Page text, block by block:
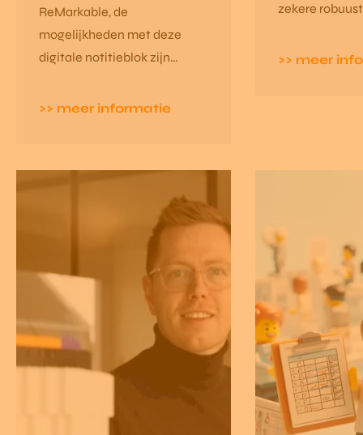
ReMarkable, de
mogelijkheden met deze
digitale notitieblok zijn
alleen een oplossing voor
een nieuwe manier van
werken waarin efficiëntie,
duurzaamheid en creativiteit
>> meer informatie
zekere
brengt echter
>> meer